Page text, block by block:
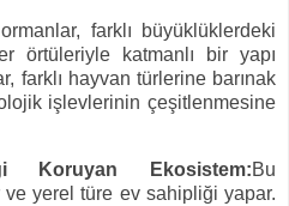
farklı büyüklüklerdeki
örtüleriyle katmanlı bir yapı
farklı hayvan türlerine barınak
işlevlerinin çeşitlenmesine
Koruyan Ekosistem:Bu
yerel türe ev sahipliği yapar.